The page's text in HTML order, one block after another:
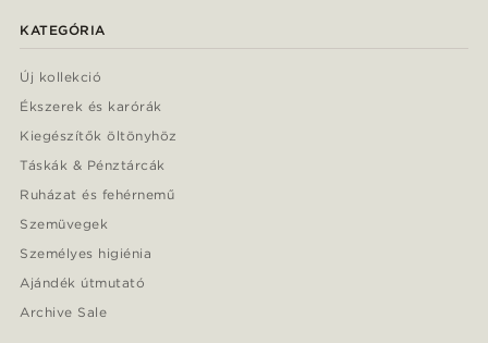
KATEGÓRIA
Új kollekció
Ékszerek és karórák
Kiegészítők öltönyhöz
Táskák & Pénztárcák
Ruházat és fehérnemű
Szemüvegek
Személyes higiénia
Ajándék útmutató
Archive Sale